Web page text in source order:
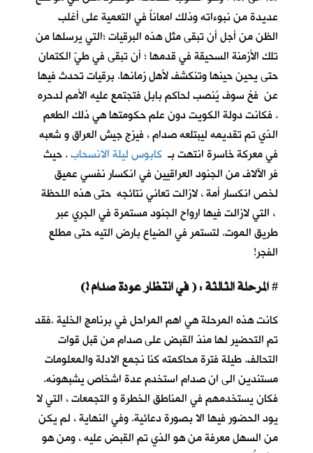
عديدة من نبوءاته وذلك امعاناً في التعمية على أغلب
الظن من أجل أن تبقى مثل هذه البرقيات ؛التي يرسلها من
تلك الأزمنة السحيقة في قدمها ؛ أن تبقى في طيّ الكتمان
حتى يحين حينها وتنكشف لأهل زمانها. برقيات تحدث فيها
عن فخ سوف يُنصب لحاكم بابل فتجتمع عليه الأمم لدحره
. فكانت دولة الكويت دون علم حكومتها هي ذلك الطعم
الذي تم تقديمه ليبتلعه صدام ، فيزج جيش العراق و شعبه
في معركة خاسرة انتهت بـ كابوس ليلة الانسحاب. حيث
فر الآلاف من الجنود العراقيين في انكسار نفسي عميق
لخص انكسار أمة ، لازالت تعاني نتائجه حتى هذه اللحظة
، التي لازالت فيها ارواح الجنود مستمرة في الجري عبر
طريق الموت. لتستمر في الضياع بارض التيه حتى مطلع
الفجر!
#
كانت هذه المرحلة هي اهم المراحل في برنامج الخلية .فقد
تم التحضير لها منذ القبض على صدام من قبل قوات
التحالف. طيلة فترة محاكمته كنا نجمع الادلة والمعلومات
مستندين الى ان صدام استخدم عدة اشخاص يشبهونه.
فكان يستخدمهم في المناطق الخطرة و التجمعات ، التي لا
يود الحضور فيها الا بصورة دعائية. وفي النهاية ، لم يكن
من السهل معرفة من هو الذي تم القبض عليه ، ومن هو